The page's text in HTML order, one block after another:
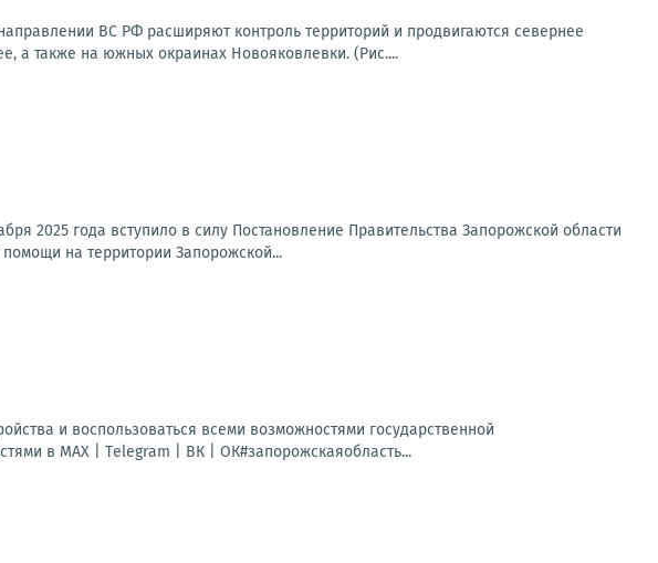
ВС РФ расширяют контроль территорий и продвигаются севернее
а также на южных окраинах Новояковлевки. (Рис....
2025 года вступило в силу Постановление Правительства Запорожской области
на территории Запорожской...
и воспользоваться всеми возможностями государственной
в MAX | Тelegram | ВК | ОК#запорожскаяобласть...